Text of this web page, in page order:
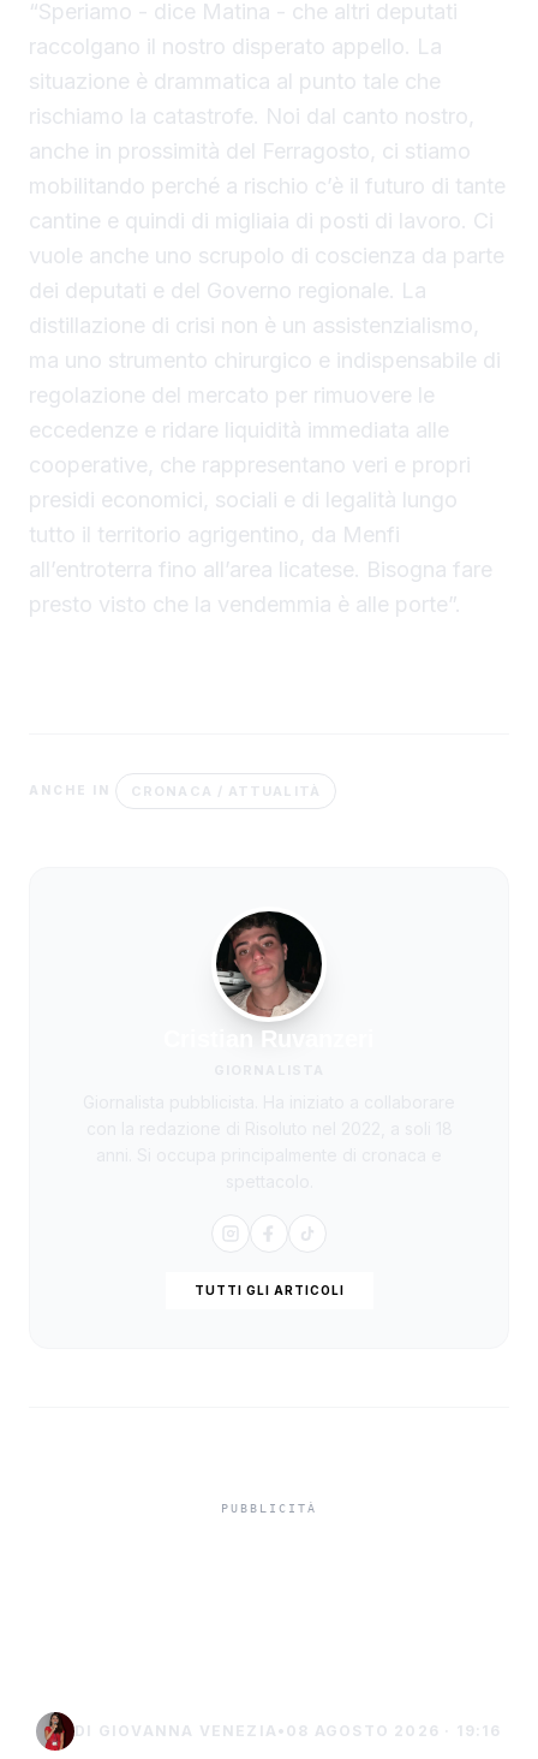
“Speriamo - dice Matina - che altri deputati
raccolgano il nostro disperato appello. La
situazione è drammatica al punto tale che
rischiamo la catastrofe. Noi dal canto nostro,
anche in prossimità del Ferragosto, ci stiamo
mobilitando perché a rischio c’è il futuro di tante
cantine e quindi di migliaia di posti di lavoro. Ci
vuole anche uno scrupolo di coscienza da parte
dei deputati e del Governo regionale. La
distillazione di crisi non è un assistenzialismo,
ma uno strumento chirurgico e indispensabile di
regolazione del mercato per rimuovere le
eccedenze e ridare liquidità immediata alle
cooperative, che rappresentano veri e propri
presidi economici, sociali e di legalità lungo
tutto il territorio agrigentino, da Menfi
all’entroterra fino all’area licatese. Bisogna fare
presto visto che la vendemmia è alle porte”.
ANCHE IN CRONACA / ATTUALITÀ
Cristian Ruvanzeri
TUTTI GLI ARTICOLI
DI GIOVANNA VENEZIA • 08 AGOSTO 2026 · 19:16